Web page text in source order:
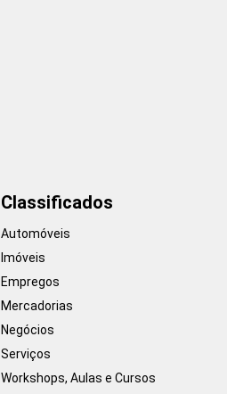
Classificados
Automóveis
Imóveis
Empregos
Mercadorias
Negócios
Serviços
Workshops, Aulas e Cursos